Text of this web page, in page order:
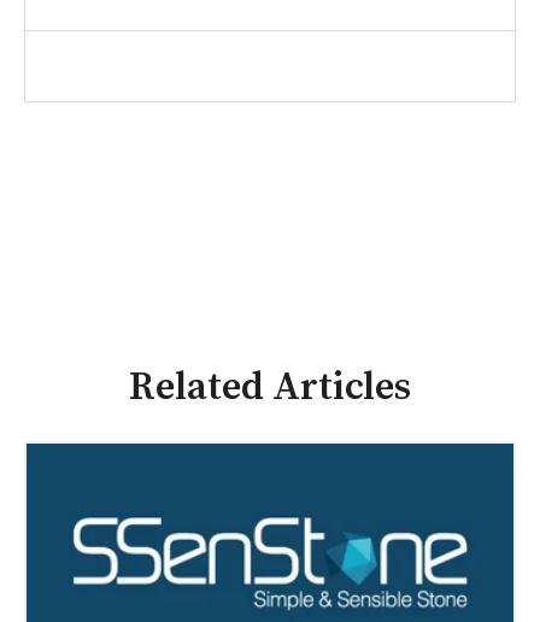
Related Articles